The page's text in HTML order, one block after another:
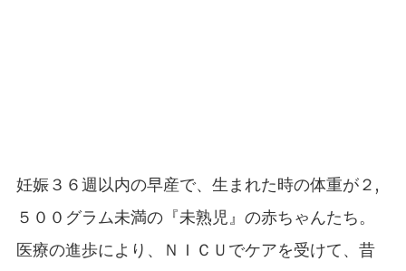
妊娠３６週以内の早産で、生まれた時の体重が２,
５００グラム未満の『未熟児』の赤ちゃんたち。
医療の進歩により、ＮＩＣＵでケアを受けて、昔